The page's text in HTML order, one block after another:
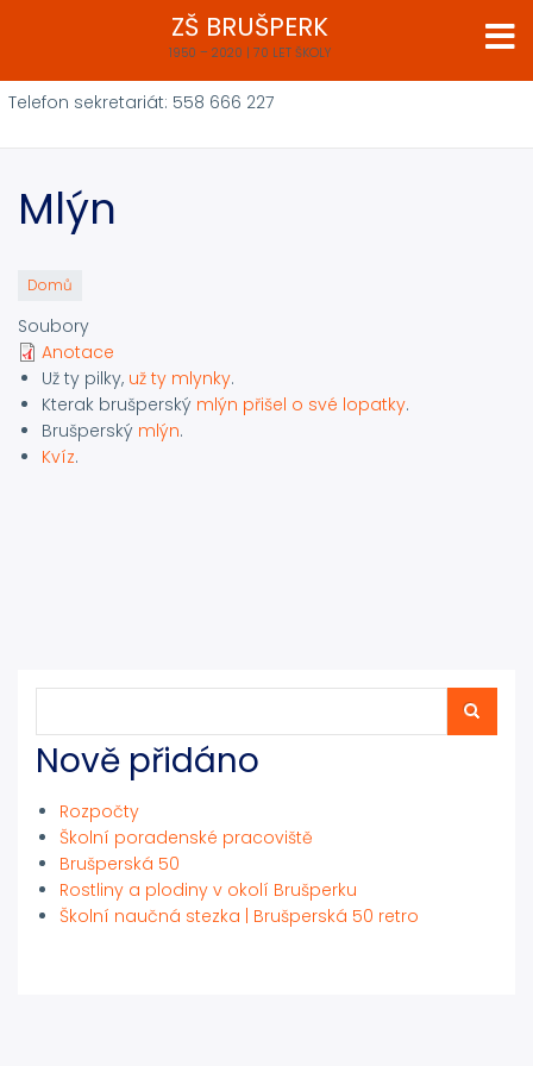
obsahu
ZŠ BRUŠPERK
1950 – 2020 | 70 LET ŠKOLY
Telefon sekretariát: 558 666 227
Mlýn
Domů
Soubory
Anotace
Už ty pilky, už ty mlynky.
Kterak brušperský mlýn přišel o své lopatky.
Brušperský mlýn.
Kvíz.
Nově přidáno
Rozpočty
Školní poradenské pracoviště
Brušperská 50
Rostliny a plodiny v okolí Brušperku
Školní naučná stezka | Brušperská 50 retro